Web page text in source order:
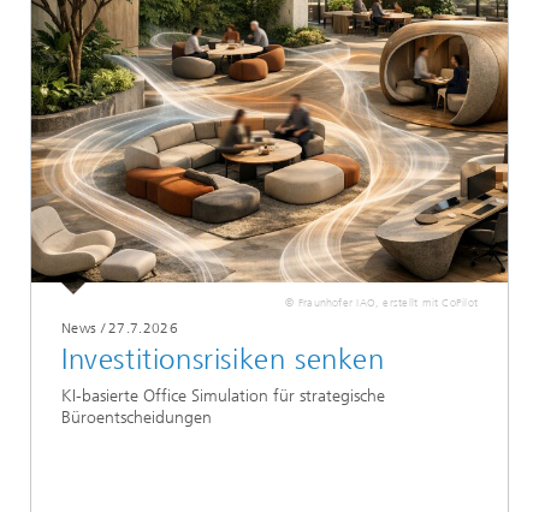
© Fraunhofer IAO, erstellt mit CoPilot
News / 27.7.2026
Investitionsrisiken senken
KI-basierte Office Simulation für strategische
Büroentscheidungen